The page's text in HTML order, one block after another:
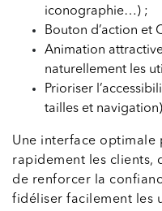
iconographie…) ;
Bouton d’action et
Animation
naturellement les
Prioriser
tailles et
Une interface optimale
rapidement les clients,
de renforcer la
fidéliser facilement les